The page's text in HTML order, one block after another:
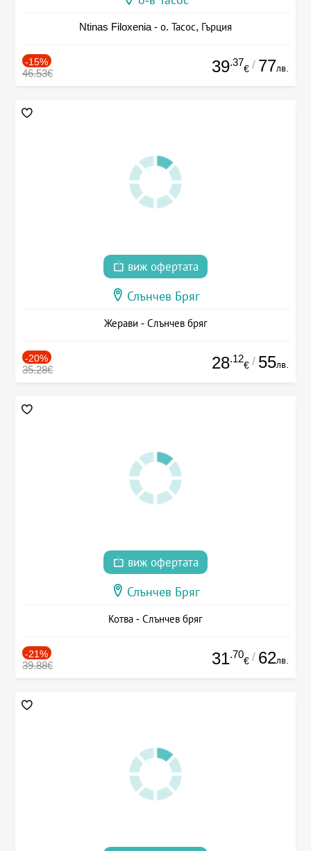
Ntinas Filoxenia - о. Тасос, Гърция
-15%
46.53€ 39.37
€ / 77лв.
виж офертата
Слънчев Бряг
Жерави - Слънчев бряг
-20%
35.28€ 28.12
€ / 55лв.
виж офертата
Слънчев Бряг
Котва - Слънчев бряг
-21%
39.88€ 31.70
€ / 62лв.